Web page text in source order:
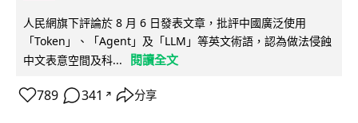
人民網旗下評論於 8 月 6 日發表文章，批評中國廣泛使用
「Token」、「Agent」及「LLM」等英文術語，認為做法侵蝕
中文表意空間及科...
閱讀全文
789 341 ↗ 分享